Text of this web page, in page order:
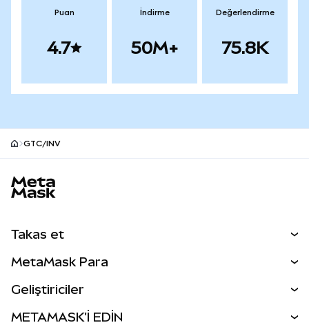
Puan
4.7
İndirme
50M+
Değerlendirme
75.8K
GTC/INV
Takas et
Perps
MetaMask Para
Geliştiriciler
METAMASK'İ EDİN